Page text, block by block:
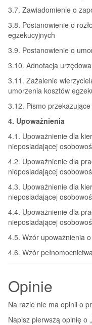
3.7. Zawiadomienie o
3.8. Postanowienie o
egzekucyjnych
3.9. Postanowienie o
3.10. Adnotacja urzędowa
3.11. Zażalenie
umorzenia kosztów
3.12. Pismo
4. Upoważnienia
4.1. Upoważnienie dla
nieposiadającej
4.2. Upoważnienie dla
nieposiadającej
4.3. Upoważnienie dla
nieposiadającej
4.4. Upoważnienie dla
nieposiadającej
4.5. Wzór upoważnienia
4.6. Wzór
Opinie
Na razie nie ma opinii o
Napisz pierwszą opinię o